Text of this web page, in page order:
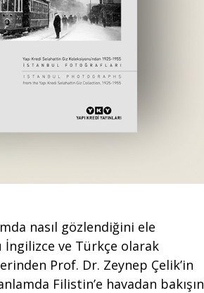
nasıl gözlendiğini ele
İngilizce ve Türkçe olarak
Prof. Dr. Zeynep Çelik’in
Filistin’e havadan bakışın